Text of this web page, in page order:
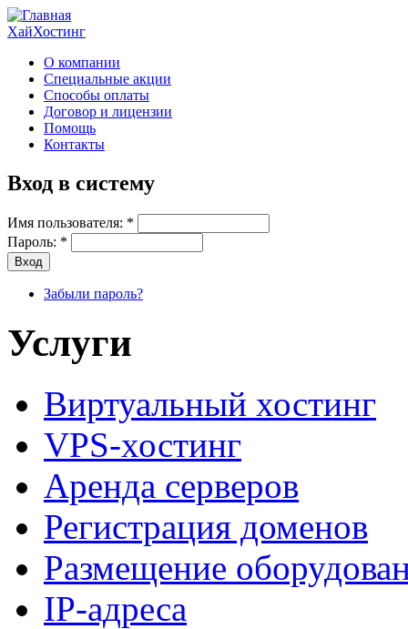
ХайХостинг
О компании
Специальные акции
Способы оплаты
Договор и лицензии
Помощь
Контакты
Вход в систему
Имя пользователя: *
Пароль: *
Забыли пароль?
Услуги
Виртуальный хостинг
VPS-хостинг
Аренда серверов
Регистрация доменов
Размещение
IP-адреса